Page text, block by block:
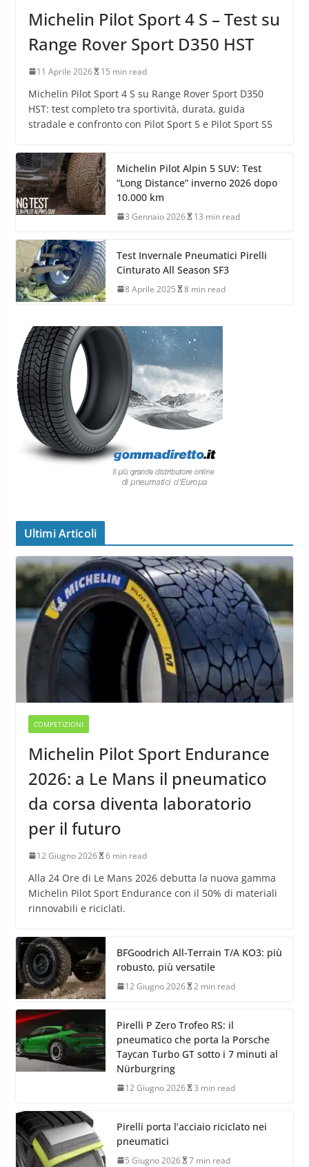
Michelin Pilot Sport 4 S – Test su
Range Rover Sport D350 HST
11 Aprile 2026 15 min read
Michelin Pilot Sport 4 S su Range Rover Sport D350
HST: test completo tra sportività, durata, guida
stradale e confronto con Pilot Sport 5 e Pilot Sport S5
Michelin Pilot Alpin 5 SUV: Test
“Long Distance” inverno 2026 dopo
10.000 km
3 Gennaio 2026 13 min read
Test Invernale Pneumatici Pirelli
Cinturato All Season SF3
8 Aprile 2025 8 min read
Ultimi Articoli
COMPETIZIONI
Michelin Pilot Sport Endurance
2026: a Le Mans il pneumatico
da corsa diventa laboratorio
per il futuro
12 Giugno 2026 6 min read
Alla 24 Ore di Le Mans 2026 debutta la nuova gamma
Michelin Pilot Sport Endurance con il 50% di materiali
rinnovabili e riciclati.
BFGoodrich All-Terrain T/A KO3: più
robusto, più versatile
12 Giugno 2026 2 min read
Pirelli P Zero Trofeo RS: il
pneumatico che porta la Porsche
Taycan Turbo GT sotto i 7 minuti al
Nürburgring
12 Giugno 2026 3 min read
Pirelli porta l’acciaio riciclato nei
pneumatici
5 Giugno 2026 7 min read